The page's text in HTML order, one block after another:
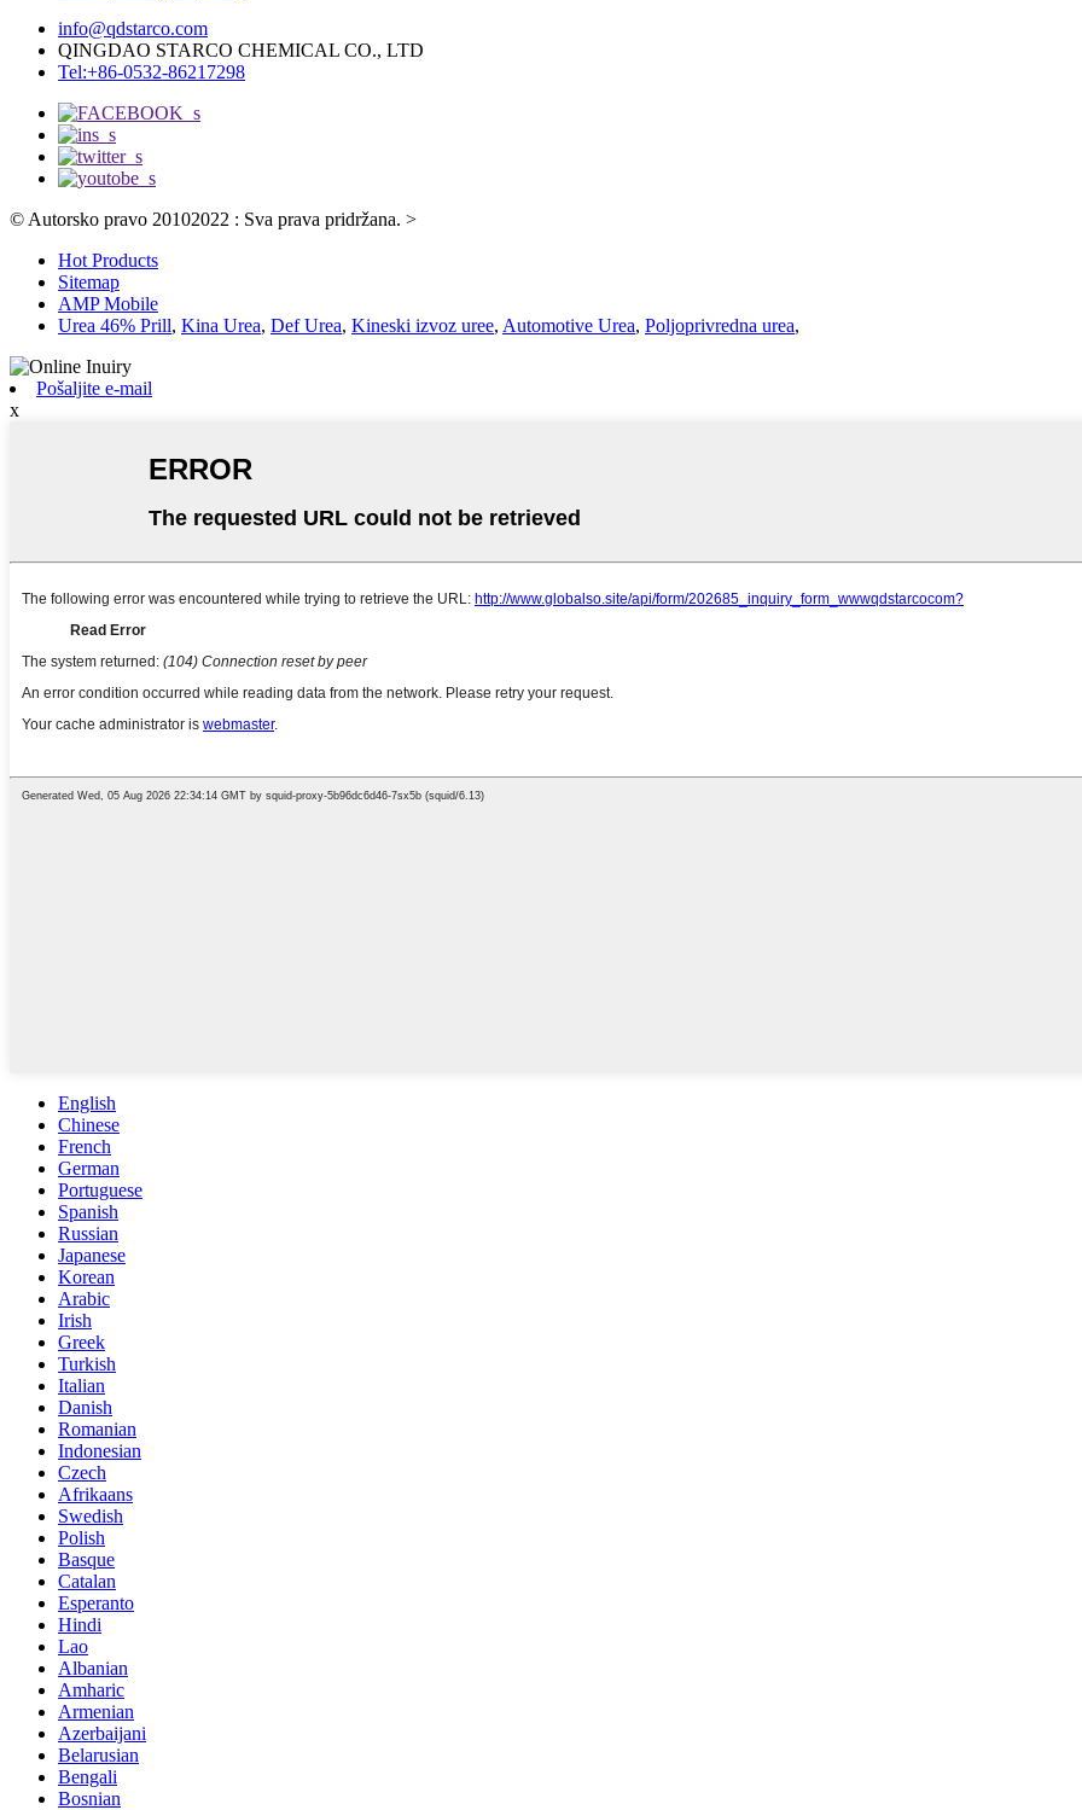
info@qdstarco.com
QINGDAO STARCO CHEMICAL CO., LTD
Tel:+86-0532-86217298
© Autorsko pravo 20102022 : Sva prava pridržana. >
Hot Products
Sitemap
AMP Mobile
Urea 46% Prill, Kina Urea, Def Urea, Kineski izvoz uree, Automotive Urea, Poljoprivredna urea,
Pošaljite e-mail
x
English
Chinese
French
German
Portuguese
Spanish
Russian
Japanese
Korean
Arabic
Irish
Greek
Turkish
Italian
Danish
Romanian
Indonesian
Czech
Afrikaans
Swedish
Polish
Basque
Catalan
Esperanto
Hindi
Lao
Albanian
Amharic
Armenian
Azerbaijani
Belarusian
Bengali
Bosnian